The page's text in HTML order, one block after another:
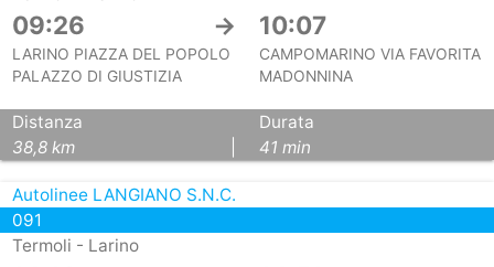
09:26 → 10:07
LARINO PIAZZA DEL POPOLO
PALAZZO DI GIUSTIZIA
CAMPOMARINO VIA FAVORITA
MADONNINA
Distanza
38,8 km
Durata
41 min
Autolinee LANGIANO S.N.C.
091
Termoli - Larino